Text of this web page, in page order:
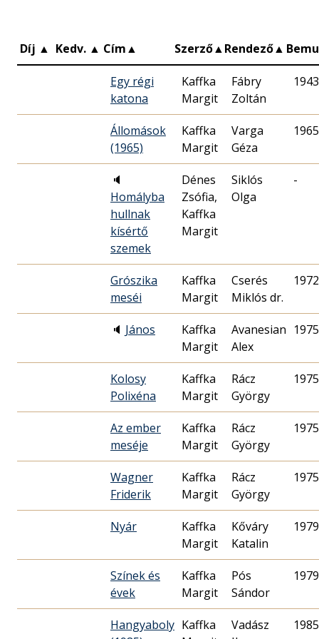
Díj ▲ Kedv. ▲ Cím▲ Szerző▲Rendező▲
Egy régi
katona
Kaffka
Margit
Fábry
Zoltán
Állomások
(1965)
Kaffka
Margit
Varga
Géza
🔈
Homályba
hullnak
kísértő
szemek
Dénes
Zsófia,
Kaffka
Margit
Siklós
Olga
-
Grószika
meséi
Kaffka
Margit
Cserés
Miklós dr.
🔈 János
Kaffka
Margit
Avanesian
Alex
Kolosy
Polixéna
Kaffka
Margit
Rácz
György
Az ember
meséje
Kaffka
Margit
Rácz
György
Wagner
Friderik
Kaffka
Margit
Rácz
György
Nyár
Kaffka
Margit
Kőváry
Katalin
Színek és
évek
Kaffka
Margit
Pós
Sándor
Hangyaboly Kaffka
Vadász